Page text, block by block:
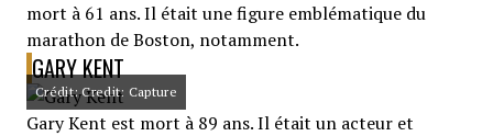
mort à 61 ans. Il était une figure emblématique du
marathon de Boston, notamment.
GARY KENT
Crédit: Credit: Capture
Gary Kent est mort à 89 ans. Il était un acteur et